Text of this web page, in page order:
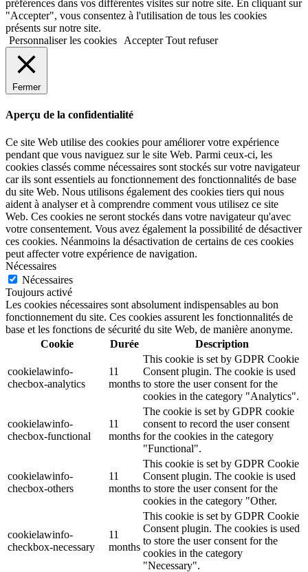
préférences dans vos différentes visites sur notre site. En cliquant sur
"Accepter", vous consentez à l'utilisation de tous les cookies
présents sur notre site.
Personnaliser les cookies
Accepter Tout refuser
Fermer
Aperçu de la confidentialité
Ce site Web utilise des cookies pour améliorer votre expérience
pendant que vous naviguez sur le site Web. Parmi ceux-ci, les
cookies classés comme nécessaires sont stockés sur votre navigateur
car ils sont essentiels au fonctionnement des fonctionnalités de base
du site Web. Nous utilisons également des cookies tiers qui nous
aident à analyser et à comprendre comment vous utilisez ce site
Web. Ces cookies ne seront stockés dans votre navigateur qu'avec
votre consentement. Vous avez également la possibilité de désactiver
ces cookies. Néanmoins la désactivation de certains de ces cookies
peut affecter votre expérience de navigation.
Nécessaires
Nécessaires
Toujours activé
Les cookies nécessaires sont absolument indispensables au bon
fonctionnement du site. Ces cookies assurent les fonctionnalités de
base et les fonctions de sécurité du site Web, de manière anonyme.
Cookie
Durée Description
cookielawinfo-
checbox-analytics
11
months
This cookie is set by GDPR Cookie
Consent plugin. The cookie is used
to store the user consent for the
cookies in the category "Analytics".
cookielawinfo-
checbox-functional
11
months
The cookie is set by GDPR cookie
consent to record the user consent
for the cookies in the category
"Functional".
cookielawinfo-
checbox-others
11
months
This cookie is set by GDPR Cookie
Consent plugin. The cookie is used
to store the user consent for the
cookies in the category "Other.
cookielawinfo-
checkbox-necessary
11
months
This cookie is set by GDPR Cookie
Consent plugin. The cookies is used
to store the user consent for the
cookies in the category
"Necessary".